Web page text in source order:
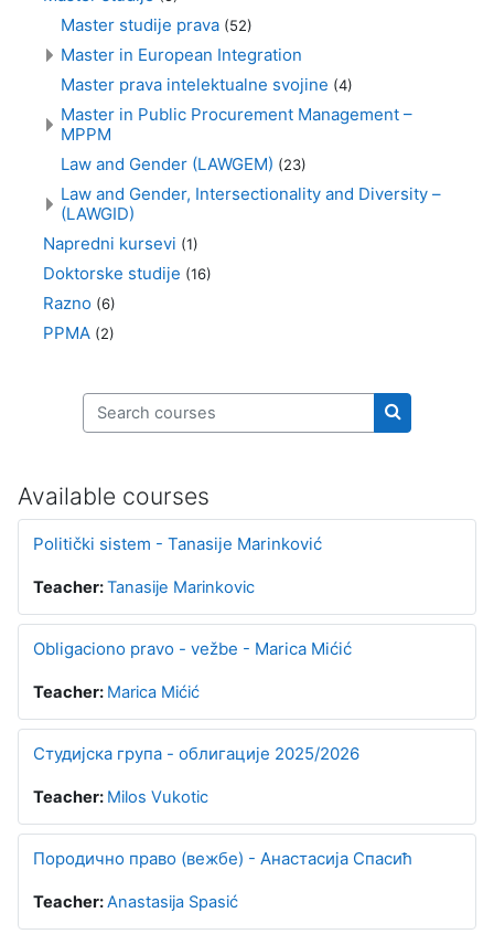
Master studije prava (52)
Master in European Integration
Master prava intelektualne svojine (4)
Master in Public Procurement Management –
MPPM
Law and Gender (LAWGEM) (23)
Law and Gender, Intersectionality and Diversity –
(LAWGID)
Napredni kursevi (1)
Doktorske studije (16)
Razno (6)
PPMA (2)
Search courses
Search
Available courses
Politički sistem - Tanasije Marinković
Teacher:Tanasije Marinkovic
Obligaciono pravo - vežbe - Marica Mićić
Teacher: Marica Mićić
Студијска група - облигације 2025/2026
Teacher: Milos Vukotic
Породично право (вежбе) - Анастасија Спасић
Teacher:Anastasija Spasić